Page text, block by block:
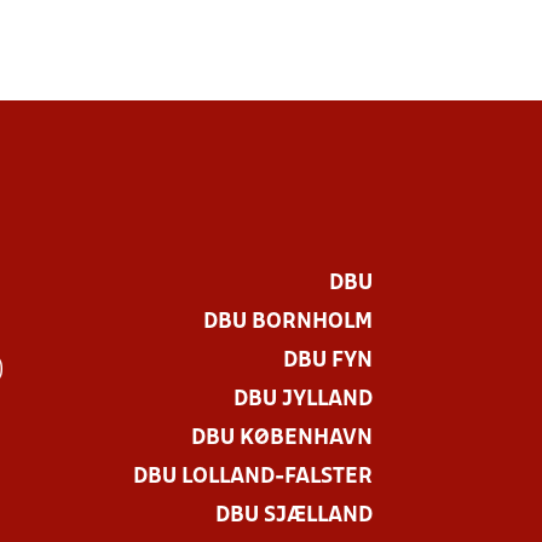
DBU
DBU BORNHOLM
DBU FYN
DBU JYLLAND
DBU KØBENHAVN
DBU LOLLAND-FALSTER
DBU SJÆLLAND